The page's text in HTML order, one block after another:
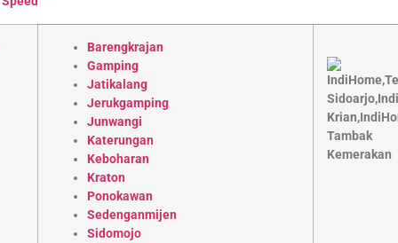
Barengkrajan
Gamping
Jatikalang
Jerukgamping
Junwangi
Katerungan
Keboharan
Kraton
Ponokawan
Sedenganmijen
Sidomojo